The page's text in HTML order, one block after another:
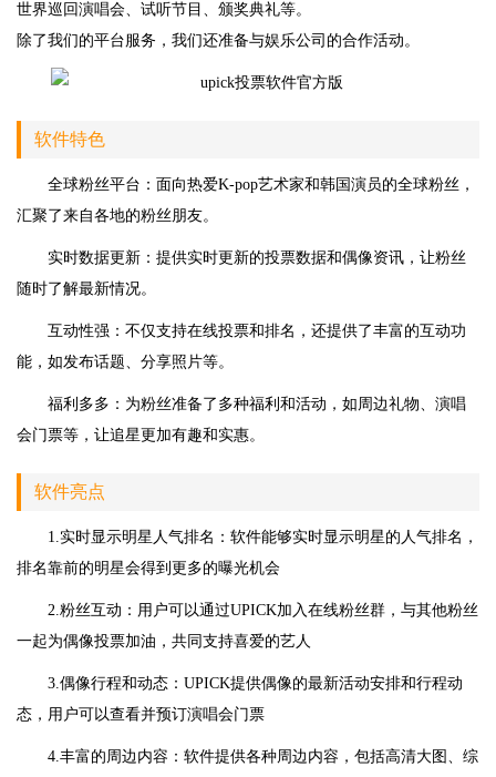
世界巡回演唱会、试听节目、颁奖典礼等。
除了我们的平台服务，我们还准备与娱乐公司的合作活动。
软件特色
全球粉丝平台：面向热爱K-pop艺术家和韩国演员的全球粉丝，
汇聚了来自各地的粉丝朋友。
实时数据更新：提供实时更新的投票数据和偶像资讯，让粉丝
随时了解最新情况。
互动性强：不仅支持在线投票和排名，还提供了丰富的互动功
能，如发布话题、分享照片等。
福利多多：为粉丝准备了多种福利和活动，如周边礼物、演唱
会门票等，让追星更加有趣和实惠。
软件亮点
1.实时显示明星人气排名：软件能够实时显示明星的人气排名，
排名靠前的明星会得到更多的曝光机会
2.粉丝互动：用户可以通过UPICK加入在线粉丝群，与其他粉丝
一起为偶像投票加油，共同支持喜爱的艺人
3.偶像行程和动态：UPICK提供偶像的最新活动安排和行程动
态，用户可以查看并预订演唱会门票
4.丰富的周边内容：软件提供各种周边内容，包括高清大图、综